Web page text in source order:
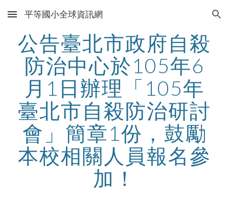
Skip to main content Skip to navigation
平等國小全球資訊網
公告臺北市政府自殺
防治中心於105年6
月1日辦理「105年
臺北市自殺防治研討
會」簡章1份，鼓勵
本校相關人員報名參
加！